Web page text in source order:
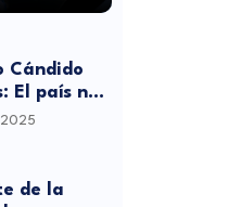
Cándido
El país no
para
de la